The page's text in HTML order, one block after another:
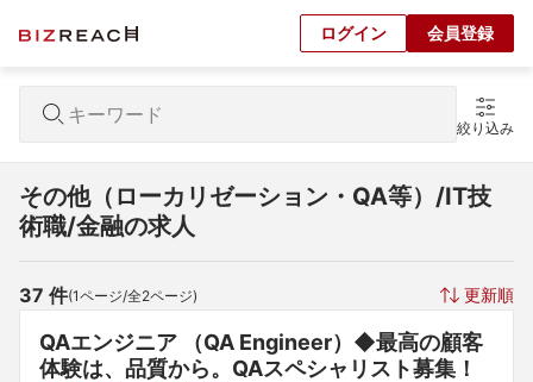
ログイン 会員登録
絞り込み
その他（ローカリゼーション・QA等）/IT技
術職/金融の求人
37 件(1ページ/全2ページ) 更新順
QAエンジニア （QA Engineer）◆最高の顧客
体験は、品質から。QAスペシャリスト募集！